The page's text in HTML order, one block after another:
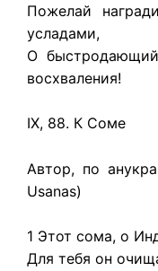
Пожелай
усладами,
О
восхваления!
IX, 88. К Соме
Автор, по
Usanas)
1 Этот сома, о
Для тебя он